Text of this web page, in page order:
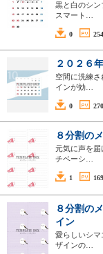
黒と白のシ
スマート…
0 254
２０２６
空間に洗練
インが効…
0 270
８分割の
元気に声を
チベーシ…
1 169
８分割の
イン
愛らしいシ
ザインの…